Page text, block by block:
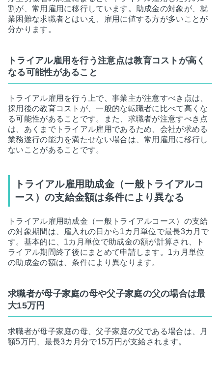
割が、常用雇用に移行しています。助成金の対象が、就
業困難な求職者とはいえ、雇用に値する方が多いことが
分かります。
トライアル雇用を行う注意点は教育コストが高く
なる可能性があること
トライアル雇用を行う上で、事業主が注意すべき点は、
採用後の教育コストが、一般的な転職者に比べて高くな
る可能性があることです。また、求職者が注意すべき点
は、あくまでトライアル雇用であるため、会社が求める
業務遂行の能力を満たせない場合は、常用雇用に移行し
ないことがあることです。
トライアル雇用助成金（一般トライアルコ
ース）の支給金額は条件により異なる
トライアル雇用助成金（一般トライアルコース）の支給
の対象期間は、雇入れの日から1カ月単位で最長3カ月で
す。基本的に、1カ月単位で助成金の額が計算され、ト
ライアル期間終了後にまとめて申請します。1カ月単位
の助成金の額は、条件により異なります。
求職者が母子家庭の母や父子家庭の父の場合は最
大15万円
求職者が母子家庭の母、父子家庭の父である場合は、月
額5万円、最長3カ月分で15万円が支給されます。